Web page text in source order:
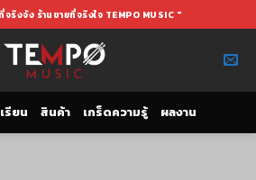
ริงจัง ร้านขายที่จริงใจ TEMPO MUSIC "
รียน สินค้า เกร็ดความรู้ ผลงาน